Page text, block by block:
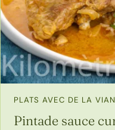
PLATS AVEC DE LA
Pintade sauce